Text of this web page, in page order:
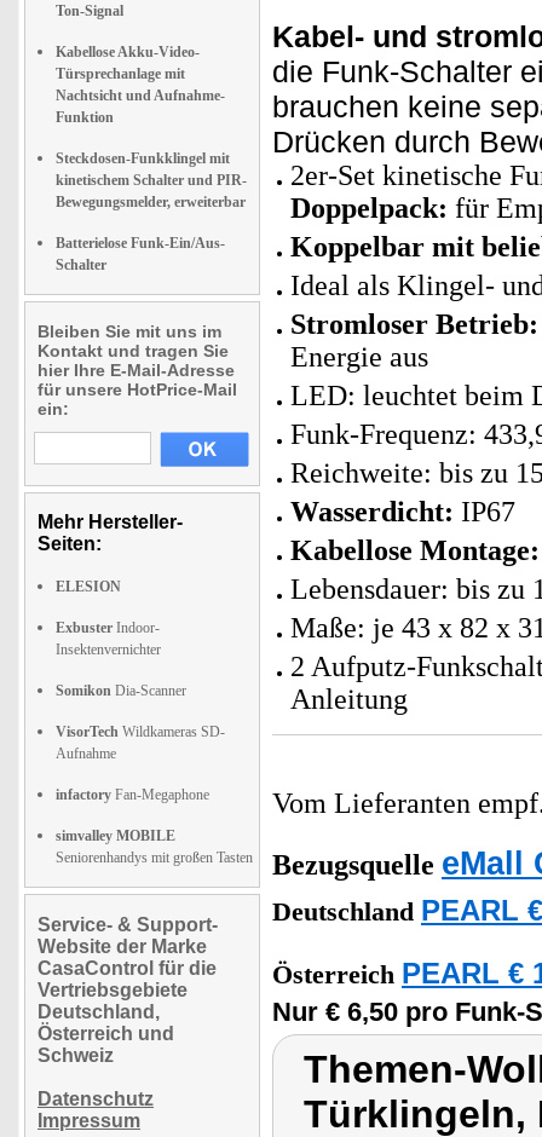
Ton-Signal
Kabellose Akku-Video-
Türsprechanlage mit
Nachtsicht und Aufnahme-
Funktion
Steckdosen-Funkklingel mit
kinetischem Schalter und PIR-
Bewegungsmelder, erweiterbar
Batterielose Funk-Ein/Aus-
Schalter
Bleiben Sie mit uns im
Kontakt und tragen Sie
hier Ihre E-Mail-Adresse
für unsere HotPrice-Mail
ein:
Mehr Hersteller-
Seiten:
ELESION
Exbuster Indoor-
Insektenvernichter
Somikon Dia-Scanner
VisorTech Wildkameras SD-
Aufnahme
infactory Fan-Megaphone
simvalley MOBILE
Seniorenhandys mit großen Tasten
Service- & Support-
Website der Marke
CasaControl für die
Vertriebsgebiete
Deutschland,
Österreich und
Schweiz
Datenschutz
Impressum
Kabel- und
die Funk-Schalter
brauchen keine
Drücken durch
2er-Set kinetische
Doppelpack: für
Koppelbar mit
Ideal als Klingel-
Stromloser Betrieb:
Energie aus
LED: leuchtet beim
Funk-Frequenz:
Reichweite: bis zu
Wasserdicht: IP67
Kabellose Montage:
Lebensdauer: bis zu
Maße: je 43 x 82 x
2 Aufputz-
Anleitung
Vom Lieferanten
Bezugsquelle eMall
Deutschland PEARL
Österreich PEARL €
Nur € 6,50 pro Funk-
Themen-
Türklingeln,